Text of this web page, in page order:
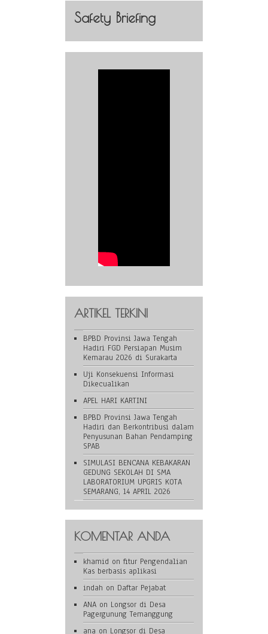
Safety Briefing
ARTIKEL TERKINI
BPBD Provinsi Jawa Tengah
Hadiri FGD Persiapan Musim
Kemarau 2026 di Surakarta
Uji Konsekuensi Informasi
Dikecualikan
APEL HARI KARTINI
BPBD Provinsi Jawa Tengah
Hadiri dan Berkontribusi dalam
Penyusunan Bahan Pendamping
SPAB
SIMULASI BENCANA KEBAKARAN
GEDUNG SEKOLAH DI SMA
LABORATORIUM UPGRIS KOTA
SEMARANG, 14 APRIL 2026
KOMENTAR ANDA
khamid on fitur Pengendalian
Kas berbasis aplikasi
indah on Daftar Pejabat
ANA on Longsor di Desa
Pagergunung Temanggung
ana on Longsor di Desa